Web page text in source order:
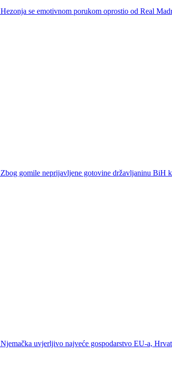
Hezonja se emotivnom porukom oprostio od Real
Zbog gomile neprijavljene gotovine državljaninu BiH
Njemačka uvjerljivo najveće gospodarstvo EU-a,